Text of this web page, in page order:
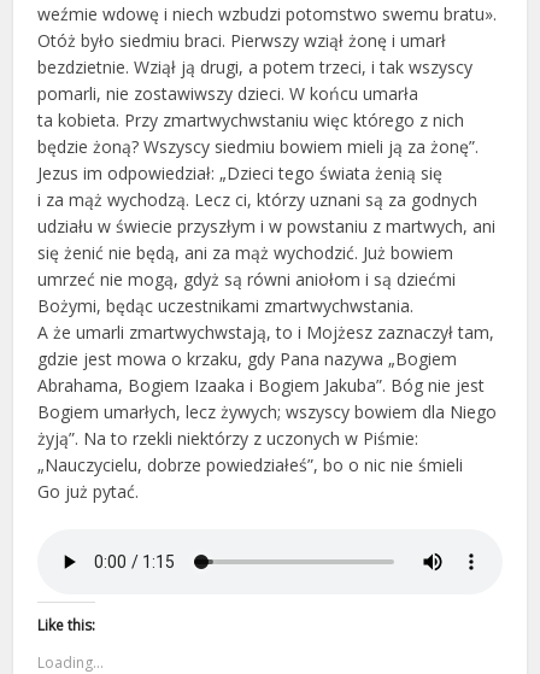
weźmie wdowę i niech wzbudzi potomstwo swemu bratu».
Otóż było siedmiu braci. Pierwszy wziął żonę i umarł
bezdzietnie. Wziął ją drugi, a potem trzeci, i tak wszyscy
pomarli, nie zostawiwszy dzieci. W końcu umarła
ta kobieta. Przy zmartwychwstaniu więc którego z nich
będzie żoną? Wszyscy siedmiu bowiem mieli ją za żonę”.
Jezus im odpowiedział: „Dzieci tego świata żenią się
i za mąż wychodzą. Lecz ci, którzy uznani są za godnych
udziału w świecie przyszłym i w powstaniu z martwych, ani
się żenić nie będą, ani za mąż wychodzić. Już bowiem
umrzeć nie mogą, gdyż są równi aniołom i są dziećmi
Bożymi, będąc uczestnikami zmartwychwstania.
A że umarli zmartwychwstają, to i Mojżesz zaznaczył tam,
gdzie jest mowa o krzaku, gdy Pana nazywa „Bogiem
Abrahama, Bogiem Izaaka i Bogiem Jakuba”. Bóg nie jest
Bogiem umarłych, lecz żywych; wszyscy bowiem dla Niego
żyją”. Na to rzekli niektórzy z uczonych w Piśmie:
„Nauczycielu, dobrze powiedziałeś”, bo o nic nie śmieli
Go już pytać.
Like this:
Loading...